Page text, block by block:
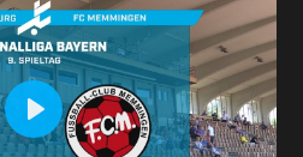
Play